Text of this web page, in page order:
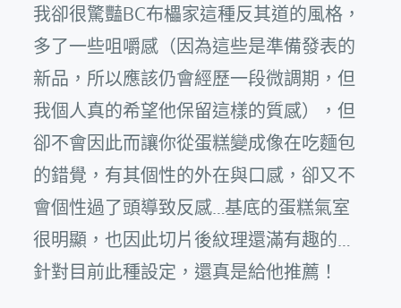
我卻很驚豔BC布櫑家這種反其道的風格，
多了一些咀嚼感（因為這些是準備發表的
新品，所以應該仍會經歷一段微調期，但
我個人真的希望他保留這樣的質感），但
卻不會因此而讓你從蛋糕變成像在吃麵包
的錯覺，有其個性的外在與口感，卻又不
會個性過了頭導致反感…基底的蛋糕氣室
很明顯，也因此切片後紋理還滿有趣的…
針對目前此種設定，還真是給他推薦！